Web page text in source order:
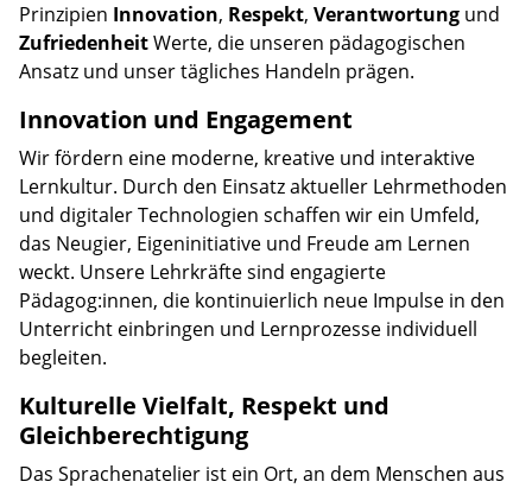
Prinzipien Innovation, Respekt, Verantwortung und
ZufriedenheitWerte, die unseren pädagogischen
Ansatz und unser tägliches Handeln prägen.
Innovation und Engagement
Wir fördern eine moderne, kreative und interaktive
Lernkultur. Durch den Einsatz aktueller Lehrmethoden
und digitaler Technologien schaffen wir ein Umfeld,
das Neugier, Eigeninitiative und Freude am Lernen
weckt. Unsere Lehrkräfte sind engagierte
Pädagog:innen, die kontinuierlich neue Impulse in den
Unterricht einbringen und Lernprozesse individuell
begleiten.
Kulturelle Vielfalt, Respekt und
Gleichberechtigung
Das Sprachenatelier ist ein Ort, an dem Menschen aus